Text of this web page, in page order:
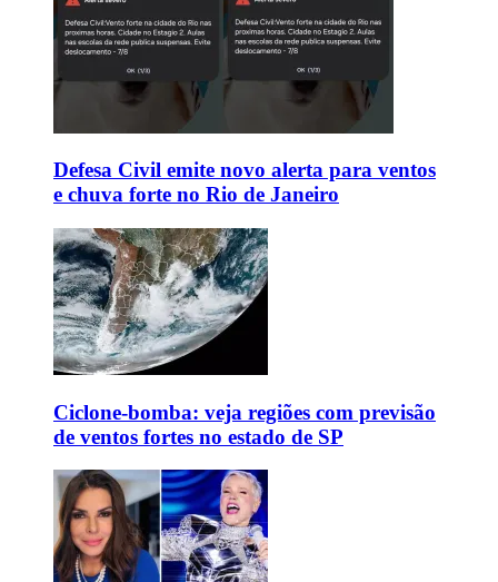
Defesa Civil emite novo alerta para ventos
e chuva forte no Rio de Janeiro
Ciclone-bomba: veja regiões com previsão
de ventos fortes no estado de SP